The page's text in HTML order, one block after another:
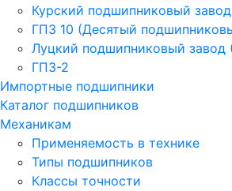
Курский подшипниковый завод
ГПЗ 10 (Десятый
Луцкий подшипниковый завод
ГПЗ-2
Импортные подшипники
Каталог подшипников
Механикам
Применяемость в технике
Типы подшипников
Классы точности